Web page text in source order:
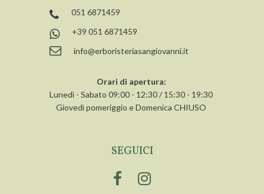
051 6871459
+39 051 6871459
info@erboristeriasangiovanni.it
Orari di apertura:
Lunedì - Sabato 09:00 - 12:30 / 15:30 - 19:30
Giovedì pomeriggio e Domenica CHIUSO
SEGUICI